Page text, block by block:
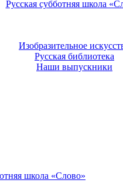
Русская субботняя школа
Изобразительное
Русская библиотека
Наши выпускники
школа «Слово»